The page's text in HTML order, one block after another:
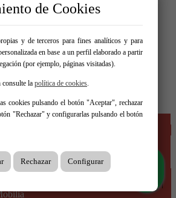
Roja |
|
de Cookies
y de terceros para fines analíticos y para
en base a un perfil elaborado a partir
(por ejemplo, páginas visitadas).
consulte la política de cookies.
cookies pulsando el botón "Aceptar", rechazar
"Rechazar" y configurarlas pulsando el botón
Rechazar Configurar